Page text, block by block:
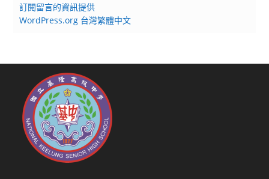
訂閱留言的資訊提供
WordPress.org 台灣繁體中文